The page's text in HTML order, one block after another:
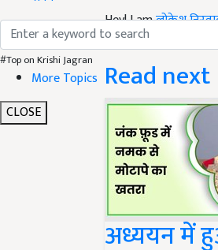
#Top on Krishi Jagran
More Topics
CLOSE
your suggestions
Read next
अध्ययन में